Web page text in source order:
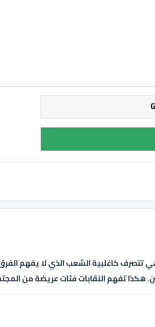
تتصرف كاغلبية الشعب الذي لا يفهم
هكذا تفهم النقابات فئات عريضة من